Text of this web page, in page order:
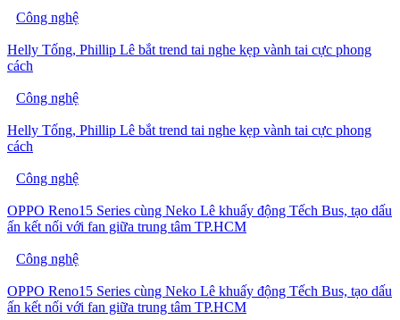
Công nghệ
Helly Tống, Phillip Lê bắt trend tai nghe kẹp vành tai cực phong
cách
Công nghệ
Helly Tống, Phillip Lê bắt trend tai nghe kẹp vành tai cực phong
cách
Công nghệ
OPPO Reno15 Series cùng Neko Lê khuấy động Tếch Bus, tạo dấu
ấn kết nối với fan giữa trung tâm TP.HCM
Công nghệ
OPPO Reno15 Series cùng Neko Lê khuấy động Tếch Bus, tạo dấu
ấn kết nối với fan giữa trung tâm TP.HCM